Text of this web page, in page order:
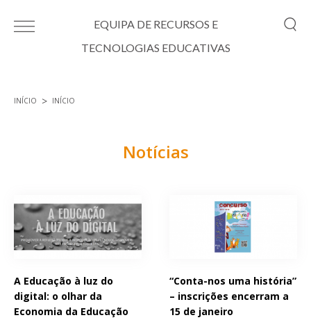
EQUIPA DE RECURSOS E
TECNOLOGIAS EDUCATIVAS
INÍCIO INÍCIO
Notícias
A Educação à luz do
digital: o olhar da
Economia da Educação
“Conta-nos uma história”
– inscrições encerram a
15 de janeiro
Páginas